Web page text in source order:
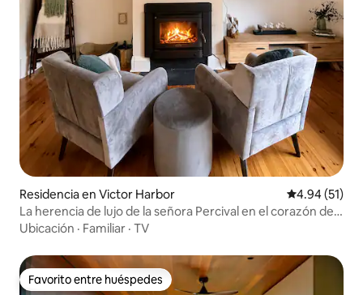
Residencia en Victor Harbor Calificación
4.94 (51)
La herencia de lujo de la señora Percival en el corazón de
Víctor
Ubicación · Familiar · TV
Favorito entre huéspedes
Favorito entre huéspedes